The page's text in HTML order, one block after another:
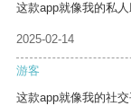
这款app就像我的私
2025-02-14
游客
这款app就像我的社